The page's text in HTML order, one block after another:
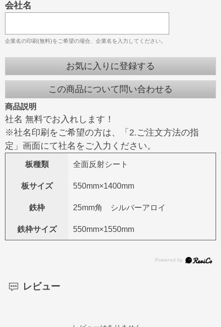
会社名
企業名の印刷(無料)をご希望の場合、企業名を入力してください。
お気に入りに登録する
この商品について問い合わせる
商品説明
社名 無料でお入れします！
※社名印刷をご希望の方は、「2.ご注文方法の指
定」画面にて社名をご入力ください。
板種類 全面反射シート
板サイズ 550mm×1400mm
鉄枠 25mm角 シルバーアロイ
鉄枠サイズ 550mm×1550mm
レビュー